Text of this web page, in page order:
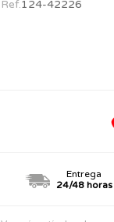
PERSONAJES
Ref.124-42226
Entrega
24/48 horas